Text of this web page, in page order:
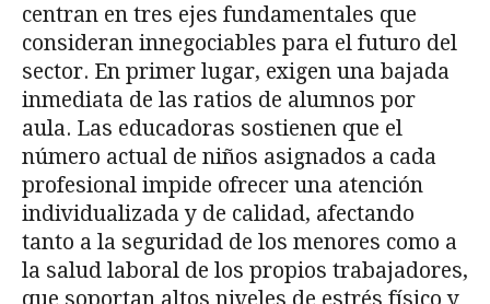
centran en tres ejes fundamentales que
consideran innegociables para el futuro del
sector. En primer lugar, exigen una bajada
inmediata de las ratios de alumnos por
aula. Las educadoras sostienen que el
número actual de niños asignados a cada
profesional impide ofrecer una atención
individualizada y de calidad, afectando
tanto a la seguridad de los menores como a
la salud laboral de los propios trabajadores,